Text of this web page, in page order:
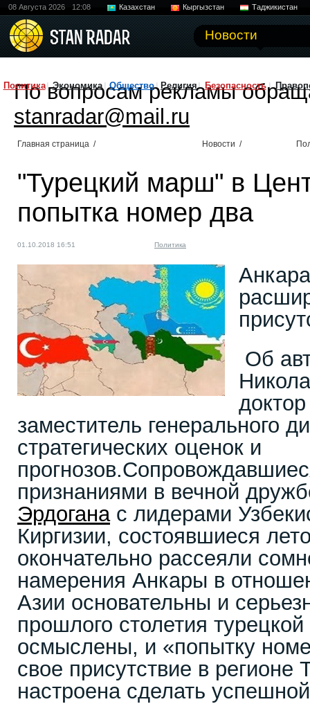
08 Августа 2026 12:08 Казахстан Кыргызстан Таджикистан
Новости
Политика Экономика Общество Религия Безопасность
По вопросам рекламы
stanradar@mail.ru
Главная страница / Новости /
"Турецкий марш" в
попытка номер два
01.10.2018 16:51 Политика
Об
заместитель генерального
стратегических оценок и
признаниями в вечной
Эрдоганас лидерами
Киргизии, состоявшиеся
окончательно рассеяли
намерения Анкары в
Азии основательны и
прошлого столетия
осмыслены, и «попытку
свое присутствие в регионе
настроена сделать